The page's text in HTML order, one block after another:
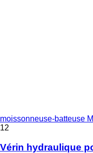
moissonneuse-batteuse
12
Vérin hydraulique